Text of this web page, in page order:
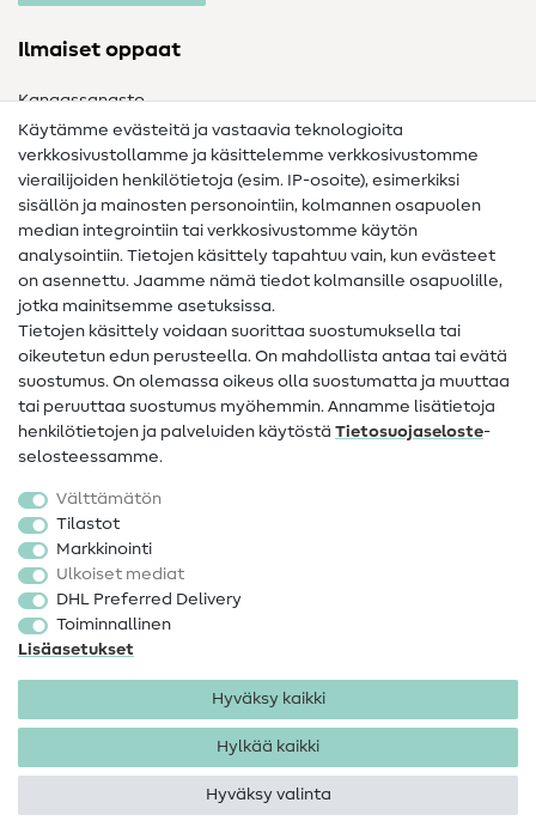
Ilmaiset oppaat
Kangassanasto
Ompelusanasto
Ompeluohjeet
Apua ja yhteystiedot
Yhteystiedot
Tietoa omistajanvaihdoksesta
FAQ
Peruutusoikeus
Suosittu
Kankaat
Ompelutarvikkeet
Ale
Käytämme evästeitä ja vastaavia teknologioita
verkkosivustollamme ja käsittelemme verkkosivustomme
vierailijoiden henkilötietoja (esim. IP-osoite), esimerkiksi
sisällön ja mainosten personointiin, kolmannen osapuolen
median integrointiin tai verkkosivustomme käytön
analysointiin. Tietojen käsittely tapahtuu vain, kun evästeet
on asennettu. Jaamme nämä tiedot kolmansille osapuolille,
jotka mainitsemme asetuksissa.
Tietojen käsittely voidaan suorittaa suostumuksella tai
oikeutetun edun perusteella. On mahdollista antaa tai evätä
suostumus. On olemassa oikeus olla suostumatta ja muuttaa
tai peruuttaa suostumus myöhemmin. Annamme lisätietoja
henkilötietojen ja palveluiden käytöstä Tietosuojaseloste-
selosteessamme.
Välttämätön
Tilastot
Markkinointi
Ulkoiset mediat
DHL Preferred Delivery
Toiminnallinen
Lisäasetukset
Hyväksy kaikki
Hylkää kaikki
Hyväksy valinta
Tietosuoja
Käyttöehdot
Peruutusoikeus
Tekijänoikeus 2026 SewIY GmbH